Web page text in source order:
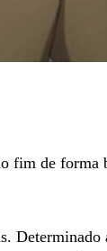
fim de forma